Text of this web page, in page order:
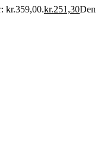
kr.359,00.kr.251,30Den